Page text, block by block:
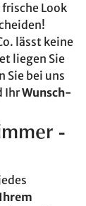
Look
lässt keine
liegen Sie
Sie bei uns
IhrWunsch-
-